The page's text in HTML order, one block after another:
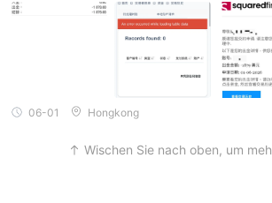
r Markt war den ganzen Tag völlig
einen Auszahlungsantrag über
er keine Antwort erhalten. Ich bin
il ich nicht weiß, ob sie mit
06-01 Hongkong
Wischen Sie nach oben, um